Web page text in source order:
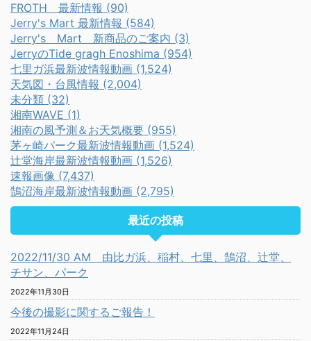
FROTH 最新情報 (90)
Jerry's Mart 最新情報 (584)
Jerry's Mart 新商品のご案内 (3)
JerryのTide gragh Enoshima (954)
七里ガ浜最新波情報動画 (1,524)
天気図・台風情報 (2,004)
未分類 (32)
湘南WAVE (1)
湘南の風予測＆お天気概要 (955)
茅ヶ崎パーク最新波情報動画 (1,524)
辻堂海岸最新波情報動画 (1,526)
速報画像 (7,437)
鵠沼海岸最新波情報動画 (2,795)
最近の投稿
2022/11/30 AM 由比ガ浜、稲村、七里、鵠沼、辻堂、
チサン、パーク
2022年11月30日
今後の撮影に関するご報告！
2022年11月24日